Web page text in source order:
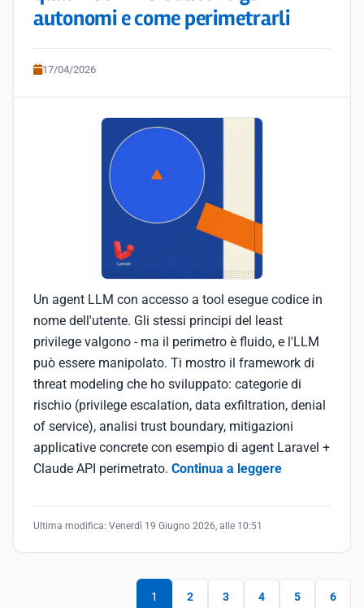
autonomi e come perimetrarli
17/04/2026
Un agent LLM con accesso a tool esegue codice in
nome dell'utente. Gli stessi principi del least
privilege valgono - ma il perimetro è fluido, e l'LLM
può essere manipolato. Ti mostro il framework di
threat modeling che ho sviluppato: categorie di
rischio (privilege escalation, data exfiltration, denial
of service), analisi trust boundary, mitigazioni
applicative concrete con esempio di agent Laravel +
Claude API perimetrato. Continua a leggere
Ultima modifica: Venerdì 19 Giugno 2026, alle 10:51
1 2 3 4 5 6